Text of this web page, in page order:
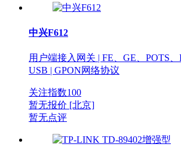
中兴F612
用户端接入网关 | FE、GE、POTS、
USB | GPON网络协议
关注指数100
暂无报价 [北京]
暂无点评